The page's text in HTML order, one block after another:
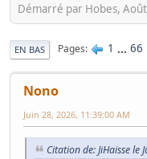
Démarré par Hobes,
EN BAS Pages 1 ... 66
Nono
Juin 28, 2026, 11:39:00 AM
Citation de: JiHaisse le